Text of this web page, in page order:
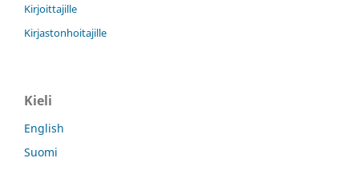
Kirjoittajille
Kirjastonhoitajille
Kieli
English
Suomi